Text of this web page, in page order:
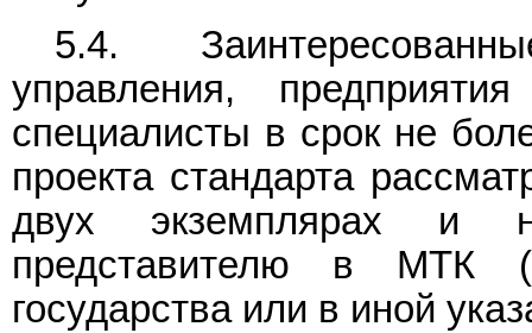
5.4.
управления,
специалисты в срок не
проекта стандарта
двух экземплярах и
представителю в МТК
государства или в иной